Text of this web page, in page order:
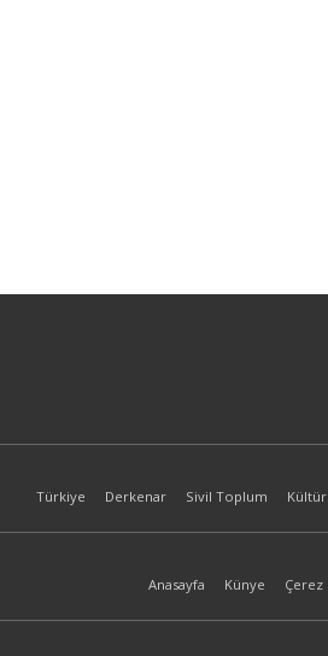
Türkiye Derkenar Sivil Toplum
Anasayfa Künye Çerez